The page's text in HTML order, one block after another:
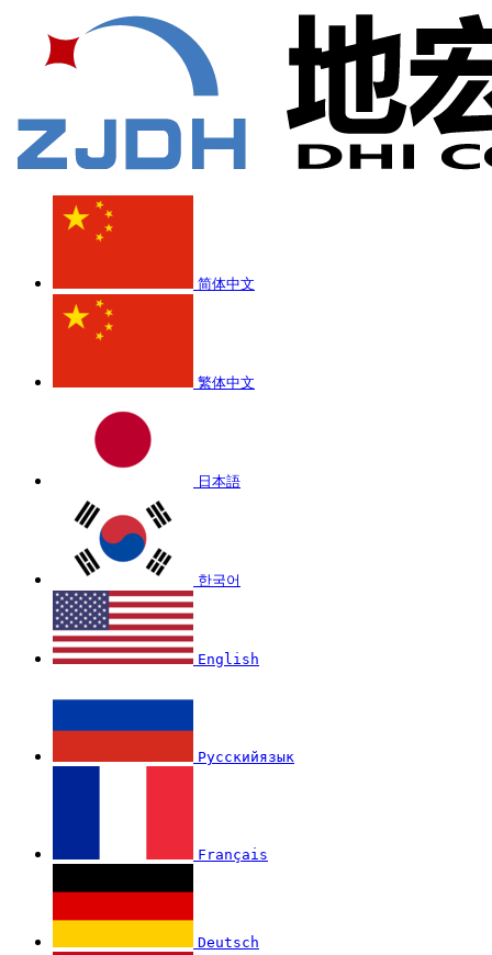
简体中文
繁体中文
日本語
한국어
English
Русскийязык
Français
Deutsch